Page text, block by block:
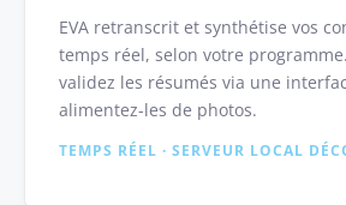
EVA retranscrit et synthétise vos
temps réel, selon votre
validez les résumés via une
alimentez-les de photos.
TEMPS RÉEL · SERVEUR LOCAL